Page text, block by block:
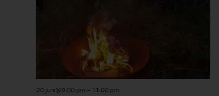
20 juni@9:00 pm - 11:00 pm